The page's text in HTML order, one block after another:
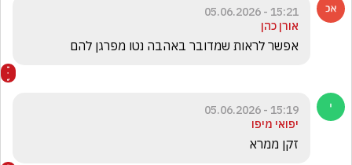
15:21 - 05.06.2026
אורן כהן
אפשר לראות שמדובר באהבה נטו מפרגן להם
15:19 - 05.06.2026
יפואי מיפו
זקן ממרא